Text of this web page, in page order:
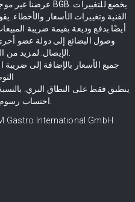
الفنية وتغييرات الأسعار والأخطاء.
وصول البضائع إلى دولة عضو
Gastro International GmbH